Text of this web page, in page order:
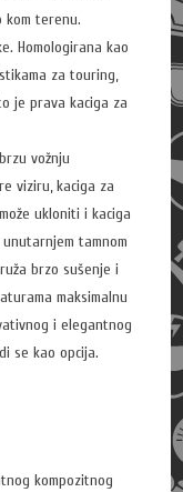
kom terenu.
Homologirana kao
za touring,
je prava kaciga za
vožnju
viziru, kaciga za
ukloniti i kaciga
tamnom
brzo sušenje i
maksimalnu
i elegantnog
se kao opcija.
kompozitnog